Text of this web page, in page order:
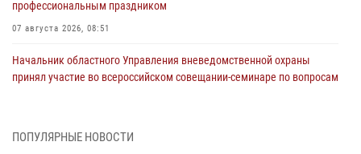
профессиональным праздником
07 августа 2026, 08:51
Начальник областного Управления вневедомственной охраны
принял участие во всероссийском совещании-семинаре по вопросам
ПОПУЛЯРНЫЕ НОВОСТИ